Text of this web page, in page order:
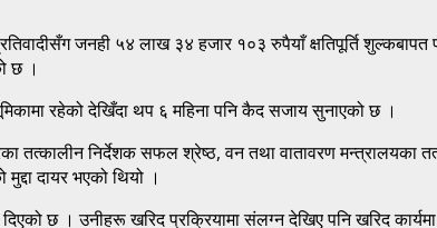
जनही ५४ लाख ३४ हजार १०३ रुपैयाँ क्षतिपूर्ति
छ ।
रहेको देखिँदा थप ६ महिना पनि कैद सजाय सुनाएको छ ।
तत्कालीन निर्देशक सफल श्रेष्ठ, वन तथा वातावरण
मुद्दा दायर भएको थियो ।
छ । उनीहरू खरिद प्रक्रियामा संलग्न देखिए पनि खरिद